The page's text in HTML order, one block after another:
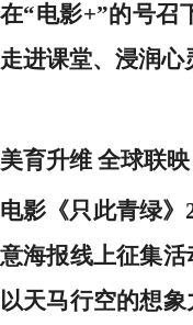
在“电影+”的号召
走进课堂、浸润心
美育升维 全球联映
电影《只此青绿》
意海报线上征集
以天马行空的想